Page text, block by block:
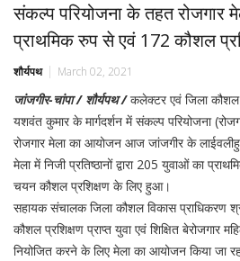
संकल्प परियोजना के तहत
प्राथमिक रुप से एवं 172 कौशल
शौर्यपथ March 02, 2021
जांजगीर-चांपा / शौर्यपथ / कलेक्टर एवं जिला कौशल
यशवंत कुमार के मार्गदर्शन में संकल्प परियोजना
रोजगार मेला का आयोजन आज जांजगीर के
मेला में निजी प्रतिष्ठानों द्वारा 205 युवाओं का
चयन कौशल प्रशिक्षण के लिए हुआ।
सहायक संचालक जिला कौशल विकास प्राधिकरण
कौशल प्रशिक्षण प्राप्त युवा एवं शिक्षित बेरोजगार
नियोजित करने के लिए मेला का आयोजन किया जा